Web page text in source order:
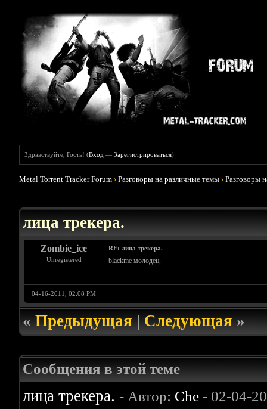
Здравствуйте, Гость! (Вход —Зарегистрироваться)
Metal Torrent Tracker Forum ›Разговоры на различные темы ›Разговоры
лица трекера.
Zombie_ice
Unregistered
RE: лица трекера.
blackme молодец.
04-16-2011, 02:08 PM
«Предыдущая|Следующая»
Сообщения в этой теме
лица трекера. - Автор: Che - 02-04-